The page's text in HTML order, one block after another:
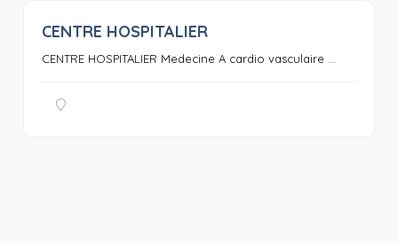
CENTRE HOSPITALIER
CENTRE HOSPITALIER Medecine A cardio vasculaire ...